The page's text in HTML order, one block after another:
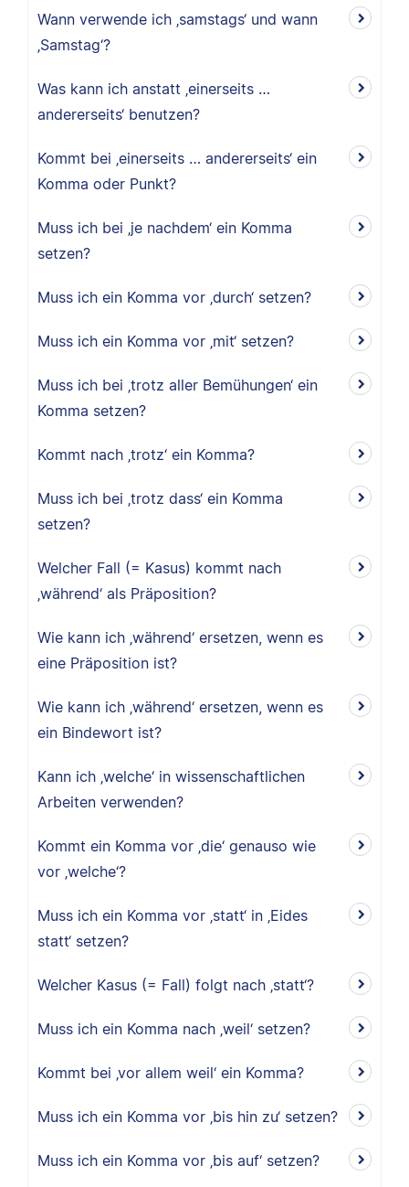
Wann verwende ich ‚samstags‘ und wann
‚Samstag‘?
Was kann ich anstatt ‚einerseits …
andererseits‘ benutzen?
Kommt bei ‚einerseits … andererseits‘ ein
Komma oder Punkt?
Muss ich bei ‚je nachdem‘ ein Komma
setzen?
Muss ich ein Komma vor ‚durch‘ setzen?
Muss ich ein Komma vor ‚mit‘ setzen?
Muss ich bei ‚trotz aller Bemühungen‘ ein
Komma setzen?
Kommt nach ‚trotz‘ ein Komma?
Muss ich bei ‚trotz dass‘ ein Komma
setzen?
Welcher Fall (= Kasus) kommt nach
‚während‘ als Präposition?
Wie kann ich ‚während‘ ersetzen, wenn es
eine Präposition ist?
Wie kann ich ‚während‘ ersetzen, wenn es
ein Bindewort ist?
Kann ich ‚welche‘ in wissenschaftlichen
Arbeiten verwenden?
Kommt ein Komma vor ‚die‘ genauso wie
vor ‚welche‘?
Muss ich ein Komma vor ‚statt‘ in ‚Eides
statt‘ setzen?
Welcher Kasus (= Fall) folgt nach ‚statt‘?
Muss ich ein Komma nach ‚weil‘ setzen?
Kommt bei ‚vor allem weil‘ ein Komma?
Muss ich ein Komma vor ‚bis hin zu‘ setzen?
Muss ich ein Komma vor ‚bis auf‘ setzen?